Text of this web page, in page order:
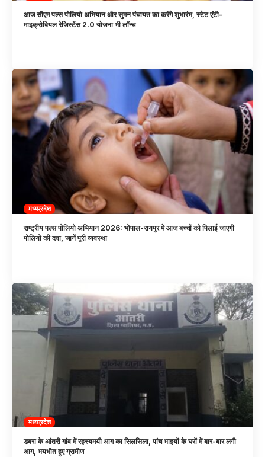
आज सीएम पल्स पोलियो अभियान और सुमन पंचायत का करेंगे शुभारंभ, स्टेट एंटी-
माइक्रोबियल रेजिस्टेंस 2.0 योजना भी लॉन्च
मध्यप्रदेश
राष्ट्रीय पल्स पोलियो अभियान 2026: भोपाल-रायपुर में आज बच्चों को पिलाई जाएगी
पोलियो की दवा, जानें पूरी व्यवस्था
मध्यप्रदेश
डबरा के आंतरी गांव में रहस्यमयी आग का सिलसिला, पांच भाइयों के घरों में बार-बार लगी
आग, भयभीत हुए ग्रामीण